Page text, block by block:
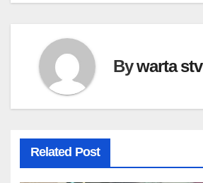
Bywarta stv
Related Post